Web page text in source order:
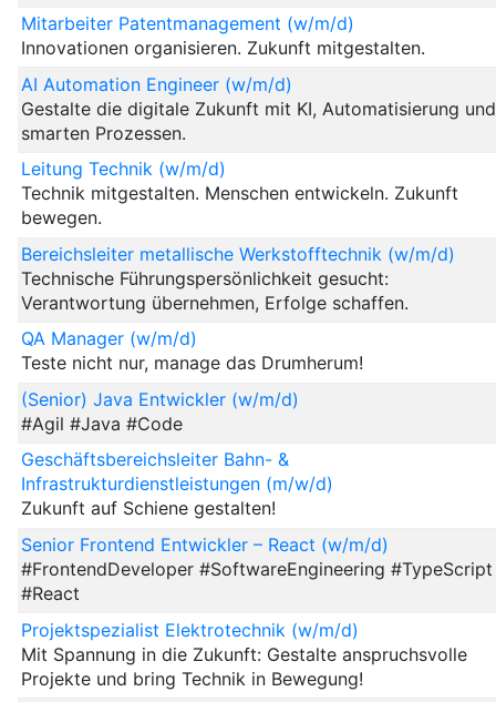
Mitarbeiter Patentmanagement (w/m/d)
Innovationen organisieren. Zukunft mitgestalten.
AI Automation Engineer (w/m/d)
Gestalte die digitale Zukunft mit KI, Automatisierung und
smarten Prozessen.
Leitung Technik (w/m/d)
Technik mitgestalten. Menschen entwickeln. Zukunft
bewegen.
Bereichsleiter metallische Werkstofftechnik (w/m/d)
Technische Führungspersönlichkeit gesucht:
Verantwortung übernehmen, Erfolge schaffen.
QA Manager (w/m/d)
Teste nicht nur, manage das Drumherum!
(Senior) Java Entwickler (w/m/d)
#Agil #Java #Code
Geschäftsbereichsleiter Bahn- &
Infrastrukturdienstleistungen (m/w/d)
Zukunft auf Schiene gestalten!
Senior Frontend Entwickler – React (w/m/d)
#FrontendDeveloper #SoftwareEngineering #TypeScript
#React
Projektspezialist Elektrotechnik (w/m/d)
Mit Spannung in die Zukunft: Gestalte anspruchsvolle
Projekte und bring Technik in Bewegung!